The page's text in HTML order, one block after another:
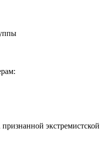
экстремистской